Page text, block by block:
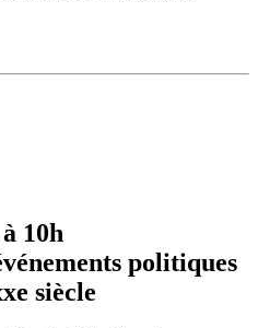
10h
politiques
siècle